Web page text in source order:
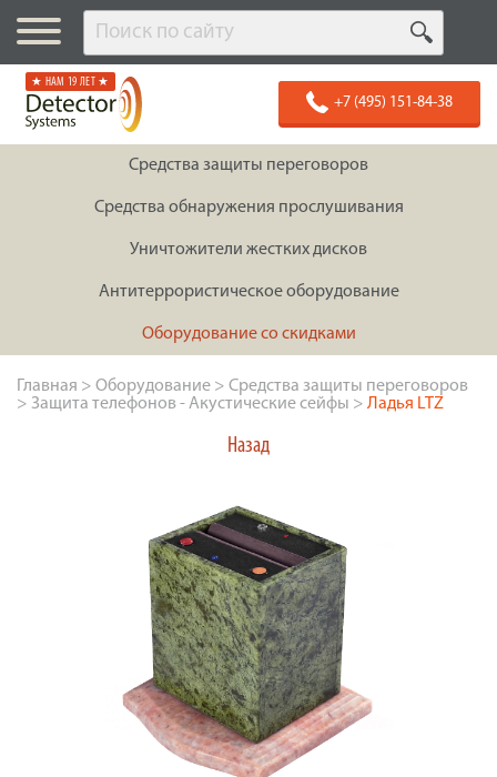
★ НАМ 19 ЛЕТ ★
+7 (495) 151-84-38
Средства защиты переговоров
Средства обнаружения прослушивания
Уничтожители жестких дисков
Антитеррористическое оборудование
Оборудование со скидками
Главная > Оборудование > Средства защиты переговоров
> Защита телефонов - Акустические сейфы > Ладья LTZ
Назад